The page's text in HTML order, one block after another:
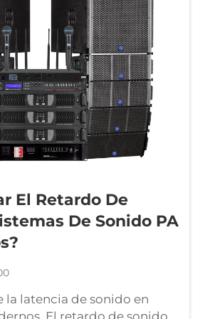
El Retardo De
De Sonido PA
la latencia de sonido en